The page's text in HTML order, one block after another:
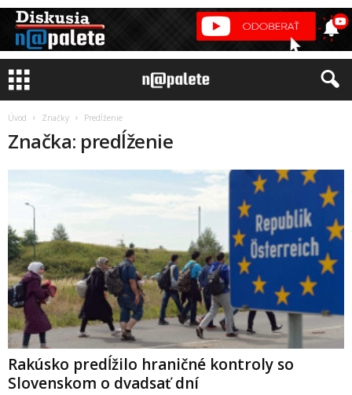
Úvod Značky Predĺženie
Značka: predĺženie
Rakúsko predĺžilo hraničné kontroly so
Slovenskom o dvadsať dní